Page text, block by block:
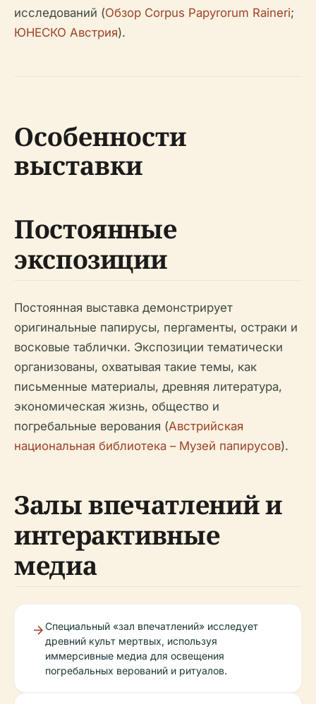
исследований (Обзор Corpus Papyrorum Raineri;
ЮНЕСКО Австрия).
Особенности
выставки
Постоянные
экспозиции
Постоянная выставка демонстрирует
оригинальные папирусы, пергаменты, остраки и
восковые таблички. Экспозиции тематически
организованы, охватывая такие темы, как
письменные материалы, древняя литература,
экономическая жизнь, общество и
погребальные верования (Австрийская
национальная библиотека – Музей папирусов).
Залы впечатлений и
интерактивные
медиа
Специальный «зал впечатлений» исследует
древний культ мертвых, используя
иммерсивные медиа для освещения
погребальных верований и ритуалов.